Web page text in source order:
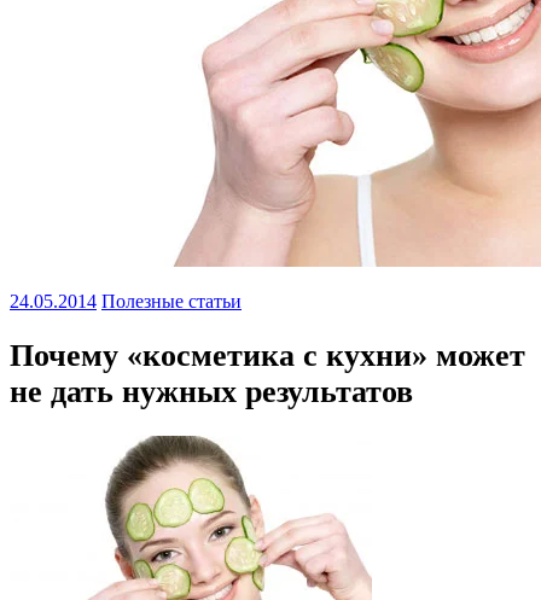
24.05.2014 Полезные статьи
Почему «косметика с кухни» может
не дать нужных результатов